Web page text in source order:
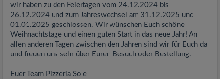
wir haben zu den Feiertagen vom 24.12.2024 bis
26.12.2024 und zum Jahreswechsel am 31.12.2025 und
01.01.2025 geschlossen. Wir wünschen Euch schöne
Weihnachtstage und einen guten Start in das neue Jahr! An
allen anderen Tagen zwischen den Jahren sind wir für Euch da
und freuen uns sehr über Euren Besuch oder Bestellung.
Euer Team Pizzeria Sole